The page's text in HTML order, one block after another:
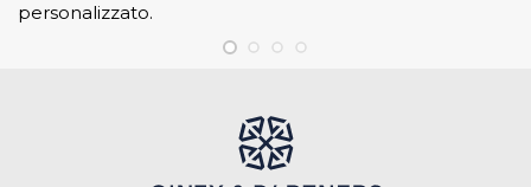
personalizzato.